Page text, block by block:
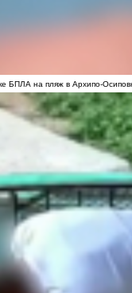
БПЛА на пляж в Архипо-